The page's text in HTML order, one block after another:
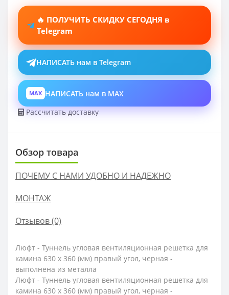
🔥 ПОЛУЧИТЬ СКИДКУ СЕГОДНЯ в
Telegram
НАПИСАТЬ нам в Telegram
MAX НАПИСАТЬ нам в MAX
Рассчитать доставку
Обзор товара
ПОЧЕМУ С НАМИ УДОБНО И НАДЕЖНО
МОНТАЖ
Отзывов (0)
Люфт - Туннель угловая вентиляционная решетка для
камина 630 х 360 (мм) правый угол, черная -
выполнена из металла
Люфт - Туннель угловая вентиляционная решетка для
камина 630 х 360 (мм) правый угол, черная -